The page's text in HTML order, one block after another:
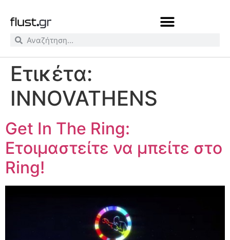
Ετικέτα:
INNOVATHENS
Get In The Ring:
Ετοιμαστείτε να μπείτε στο
Ring!